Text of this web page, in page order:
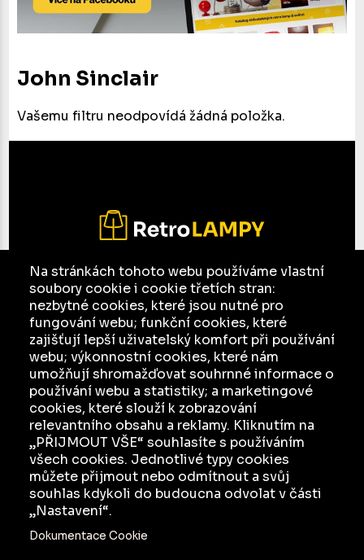
Na stránkách tohoto webu používáme vlastní
soubory cookie i cookie třetích stran:
nezbytné cookies, které jsou nutné pro
fungování webu; funkční cookies, které
zajišťují lepší uživatelský komfort při používání
webu; výkonnostní cookies, které nám
umožňují shromažďovat souhrnné informace o
používání webu a statistiky; a marketingové
cookies, které slouží k zobrazování
relevantního obsahu a reklamy. Kliknutím na
„PŘIJMOUT VŠE“ souhlasíte s používáním
všech cookies. Jednotlivé typy cookies
můžete přijmout nebo odmítnout a svůj
souhlas kdykoli do budoucna odvolat v části
„Nastavení“.
Dokumentace Cookie
John Sinclair
Vašemu filtru neodpovídá žádná položka.
E-mail:jesso@seznam.cz
Facebook
Ochrana osobních údajů a jejich zpracování
KATALOG
INZERCE
O NÁS
JAK TO FUNGUJE